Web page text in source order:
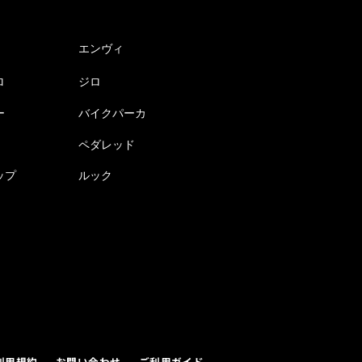
エンヴィ
ジロ
バイクパーカ
ペダレッド
プ ルック